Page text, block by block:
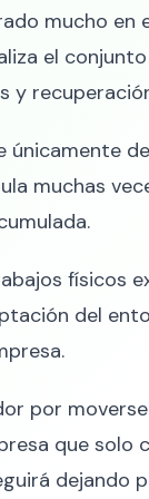
mucho
el
y
muchas
físicos
del
por
que
dejando